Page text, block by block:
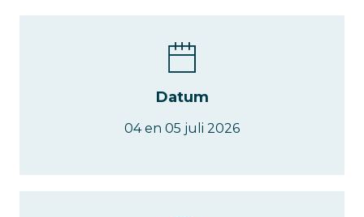
Datum
04 en 05 juli 2026